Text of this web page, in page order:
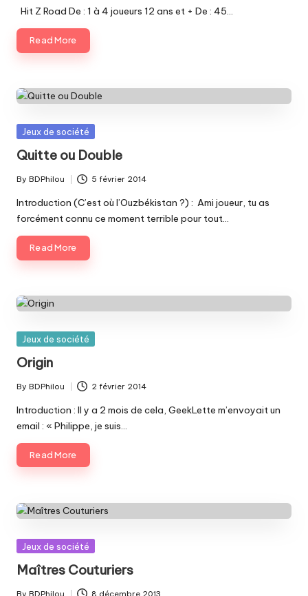
by
Hit Z Road De : 1 à 4 joueurs 12 ans et + De : 45…
Read More
Posted
Jeux de société
Quitte ou Double
Posted
by
By BDPhilou 5 février 2014
Introduction (C’est où l’Ouzbékistan ?) : Ami joueur, tu as
forcément connu ce moment terrible pour tout…
Read More
Posted
Jeux de société
Origin
Posted
by
By BDPhilou 2 février 2014
Introduction : Il y a 2 mois de cela, GeekLette m’envoyait un
email : « Philippe, je suis…
Read More
Posted
Jeux de société
Maîtres Couturiers
By BDPhilou 8 décembre 2013